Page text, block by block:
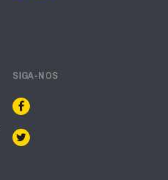
SIGA-NOS